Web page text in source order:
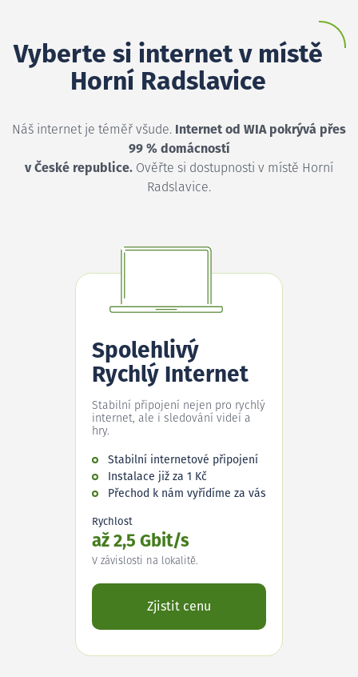
Vyberte si internet v místě
Horní Radslavice
Náš internet je téměř všude. Internet od WIA pokrývá přes
99 % domácností
v České republice. Ověřte si dostupnosti v místě Horní
Radslavice.
Spolehlivý
Rychlý Internet
Stabilní připojení nejen pro rychlý
internet, ale i sledování videí a
hry.
Stabilní internetové připojení
Instalace již za 1 Kč
Přechod k nám vyřídíme za vás
Rychlost
až 2,5 Gbit/s
V závislosti na lokalitě.
Zjistit cenu